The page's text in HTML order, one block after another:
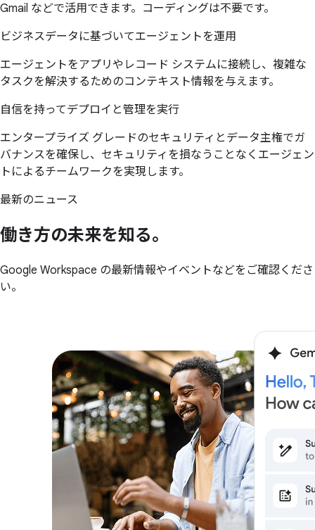
Gmail などで活用できます。コーディングは不要です。
ビジネスデータに基づいてエージェントを運用
エージェントをアプリやレコード システムに接続し、複雑な
タスクを解決するためのコンテキスト情報を与えます。
自信を持ってデプロイと管理を実行
エンタープライズ グレードのセキュリティとデータ主権でガ
バナンスを確保し、セキュリティを損なうことなくエージェン
トによるチームワークを実現します。
最新のニュース
働き方の未来を知る。
Google Workspace の最新情報やイベントなどをご確認くださ
い。